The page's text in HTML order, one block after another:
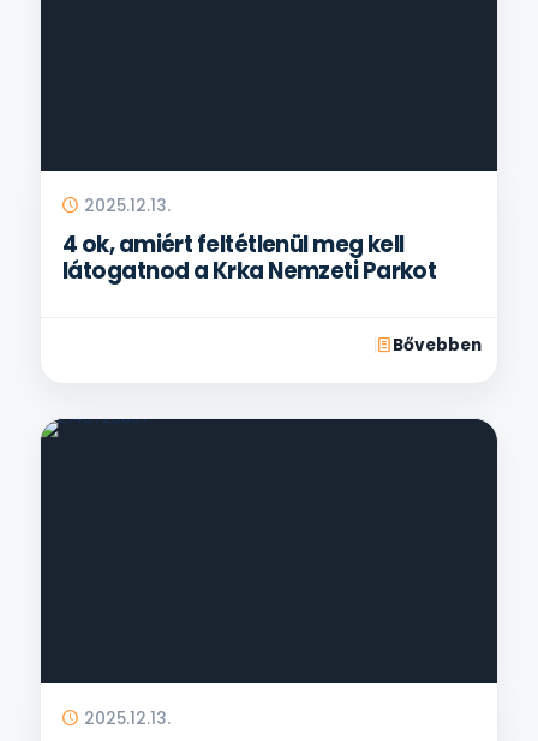
2025.12.13.
4 ok, amiért feltétlenül meg kell
látogatnod a Krka Nemzeti Parkot
Bővebben
2025.12.13.